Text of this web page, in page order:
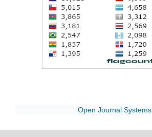
Open Journal Systems